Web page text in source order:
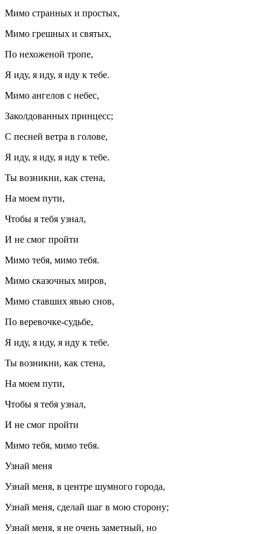
Мимо странных и простых,
Мимо грешных и святых,
По нехоженой тропе,
Я иду, я иду, я иду к тебе.
Мимо ангелов с небес,
Заколдованных принцесс;
С песней ветра в голове,
Я иду, я иду, я иду к тебе.
Ты возникни, как стена,
На моем пути,
Чтобы я тебя узнал,
И не смог пройти
Мимо тебя, мимо тебя.
Мимо сказочных миров,
Мимо ставших явью снов,
По веревочке-судьбе,
Я иду, я иду, я иду к тебе.
Ты возникни, как стена,
На моем пути,
Чтобы я тебя узнал,
И не смог пройти
Мимо тебя, мимо тебя.
Узнай меня
Узнай меня, в центре шумного города,
Узнай меня, сделай шаг в мою сторону;
Узнай меня, я не очень заметный, но